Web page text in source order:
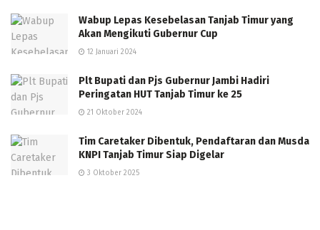
Wabup Lepas Kesebelasan Tanjab Timur yang
Akan Mengikuti Gubernur Cup
12 Januari 2024
Plt Bupati dan Pjs Gubernur Jambi Hadiri
Peringatan HUT Tanjab Timur ke 25
21 Oktober 2024
Tim Caretaker Dibentuk, Pendaftaran dan Musda
KNPI Tanjab Timur Siap Digelar
3 Oktober 2025